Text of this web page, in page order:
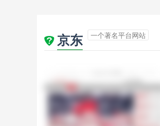
京东 一个著名平台网站